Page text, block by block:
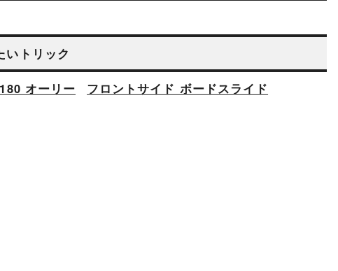
いトリック
オーリー フロントサイド ボードスライド